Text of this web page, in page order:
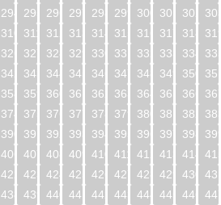
294 295 296 297 298 299 300 301 302
310 311 312 313 314 315 316 317 318
326 327 328 329 330 331 332 333 334
342 343 344 345 346 347 348 349 350
358 359 360 361 362 363 364 365 366
374 375 376 377 378 379 380 381 382
390 391 392 393 394 395 396 397 398
406 407 408 409 410 411 412 413 414
422 423 424 425 426 427 428 429 430
438 439 440 441 442 443 444 445 446